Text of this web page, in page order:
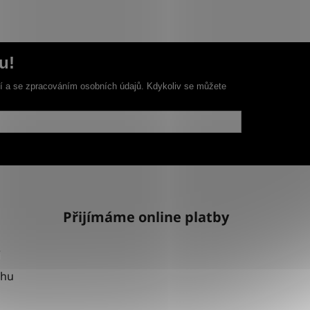
se zpracováním osobních údajů. Kdykoliv se můžete
Přijímáme online platby